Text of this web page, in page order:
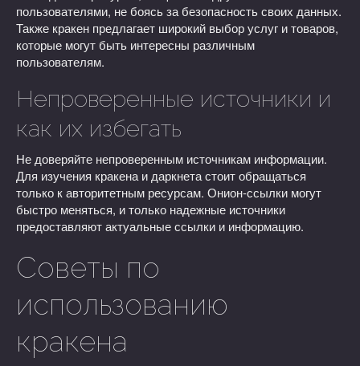
пользователями, не боясь за безопасность своих данных.
Также кракен предлагает широкий выбор услуг и товаров,
которые могут быть интересны различным
пользователям.
Непроверенные источники и
как их избегать
Не доверяйте непроверенным источникам информации.
Для изучения кракена и даркнета стоит обращаться
только к авторитетным ресурсам. Онион-ссылки могут
быстро меняться, и только надежные источники
предоставляют актуальные ссылки и информацию.
Советы по
использованию
кракена